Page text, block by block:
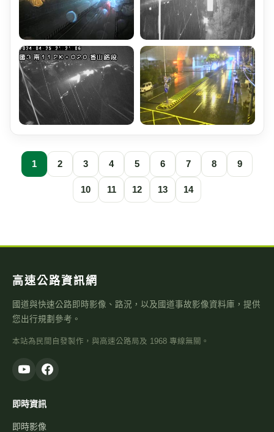
1 2 3 4 5 6 7 8 9
10 11 12 13 14
高速公路資訊網
國道與快速公路即時影像、路況，以及國道事故影像資料庫，提供
您出行規劃參考。
本站為民間自發製作，與高速公路局及 1968 專線無關。
即時資訊
即時影像